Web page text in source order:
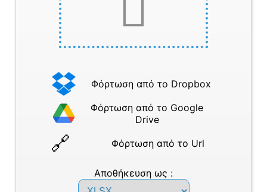
Φόρτωση από το Dropbox
Φόρτωση από το Google
Drive
Φόρτωση από το Url
Αποθήκευση ως :